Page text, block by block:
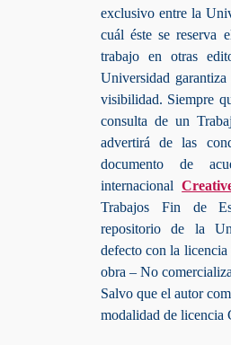
exclusivo entre la
cuál éste se reserva
trabajo en otras
Universidad
visibilidad. Siempre
consulta de un
advertirá de las
documento de
internacional
Trabajos Fin de
repositorio de la
defecto con la
obra – No
Salvo que el autor
modalidad de licencia